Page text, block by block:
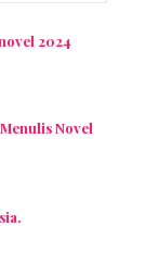
2024
Novel